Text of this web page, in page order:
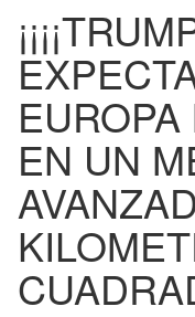
EN UN